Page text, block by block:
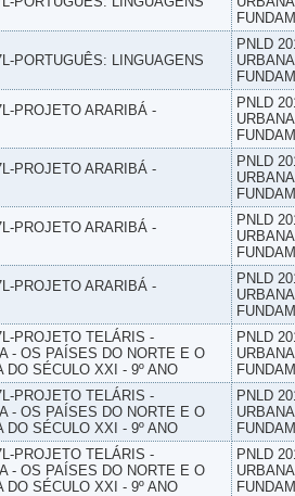
PORTUGUÊS: LINGUAGENS
PNLD
PROJETO ARARIBÁ -
PNLD
PROJETO ARARIBÁ -
PNLD
PROJETO ARARIBÁ -
PNLD
PROJETO ARARIBÁ -
PNLD
PROJETO TELÁRIS -
- OS PAÍSES DO NORTE E O
DO SÉCULO XXI - 9º ANO
PNLD
PROJETO TELÁRIS -
- OS PAÍSES DO NORTE E O
DO SÉCULO XXI - 9º ANO
PNLD
PROJETO TELÁRIS -
- OS PAÍSES DO NORTE E O
DO SÉCULO XXI - 9º ANO
PNLD